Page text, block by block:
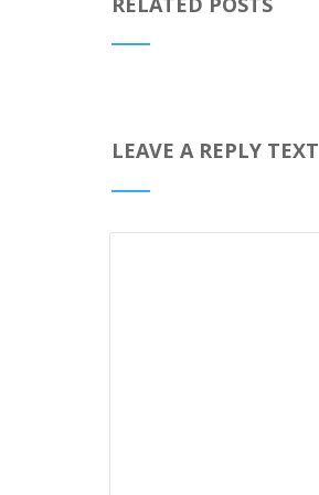
LEAVE A REPLY TEXT